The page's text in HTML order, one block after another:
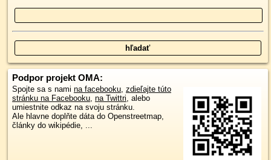
Podpor projekt OMA:
Spojte sa s nami na facebooku, zdieľajte túto
stránku na Facebooku, na Twittri, alebo
umiestnite odkaz na svoju stránku.
Ale hlavne doplňte dáta do Openstreetmap,
články do wikipédie, ...